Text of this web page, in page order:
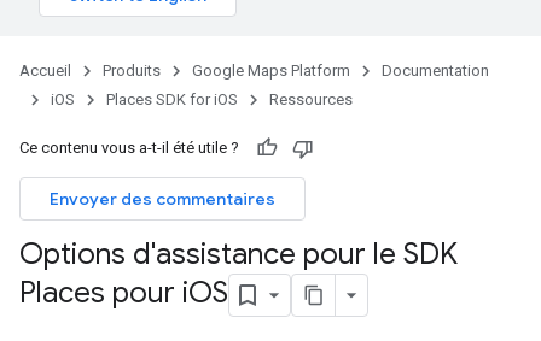
Accueil Produits Google Maps Platform
Documentation
iOS
Places SDK for iOS Ressources
Ce contenu vous a-t-il été utile ?
Envoyer des commentaires
Options d'assistance pour le SDK
Places pour iOS